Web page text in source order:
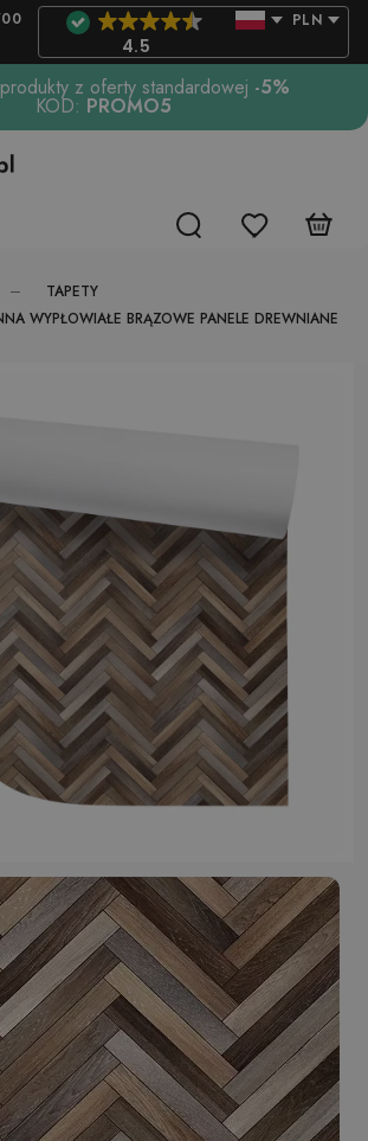
4.5
PLN
z oferty standardowej -5%
KOD: PROMO5
TAPETY
WYPŁOWIAŁE BRĄZOWE PANELE DREWNIANE